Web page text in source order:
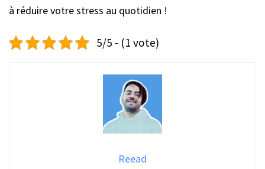
à réduire votre stress au quotidien !
5/5 - (1 vote)
Reead